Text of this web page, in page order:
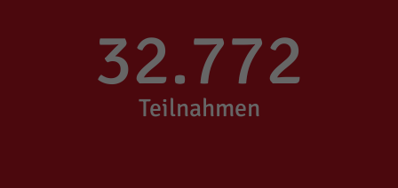
33.047
Teilnahmen